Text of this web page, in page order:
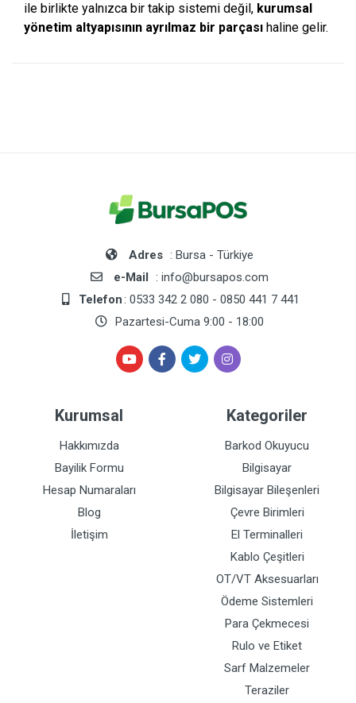
ile birlikte yalnızca bir takip sistemi değil, kurumsal
yönetim altyapısının ayrılmaz bir parçası haline gelir.
Adres : Bursa - Türkiye
e-Mail : info@bursapos.com
Telefon: 0533 342 2 080 - 0850 441 7 441
Pazartesi-Cuma 9:00 - 18:00
Kurumsal
Hakkımızda
Bayilik Formu
Hesap Numaraları
Blog
İletişim
Kategoriler
Barkod Okuyucu
Bilgisayar
Bilgisayar Bileşenleri
Çevre Birimleri
El Terminalleri
Kablo Çeşitleri
OT/VT Aksesuarları
Ödeme Sistemleri
Para Çekmecesi
Rulo ve Etiket
Sarf Malzemeler
Teraziler